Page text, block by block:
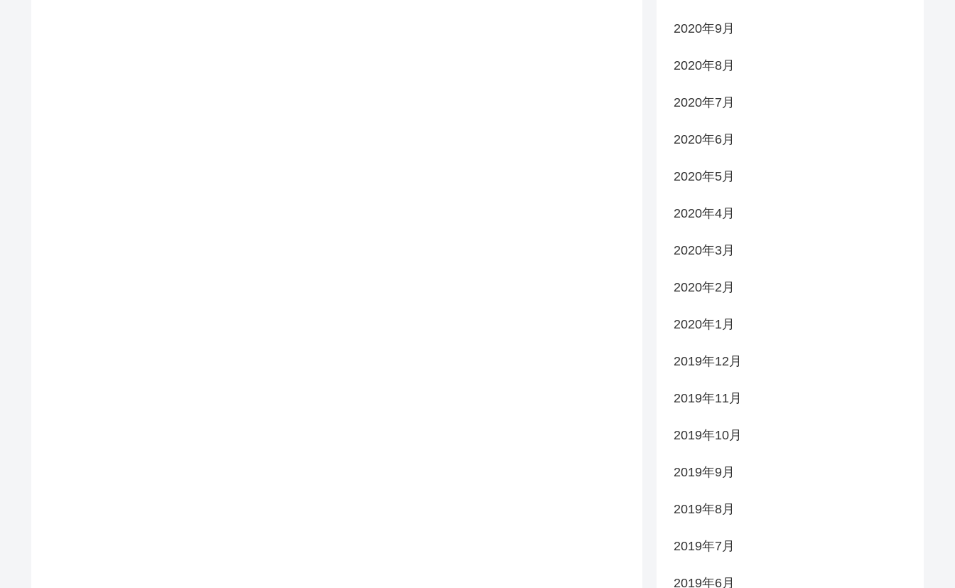
2020年9月
2020年8月
2020年7月
2020年6月
2020年5月
2020年4月
2020年3月
2020年2月
2020年1月
2019年12月
2019年11月
2019年10月
2019年9月
2019年8月
2019年7月
2019年6月